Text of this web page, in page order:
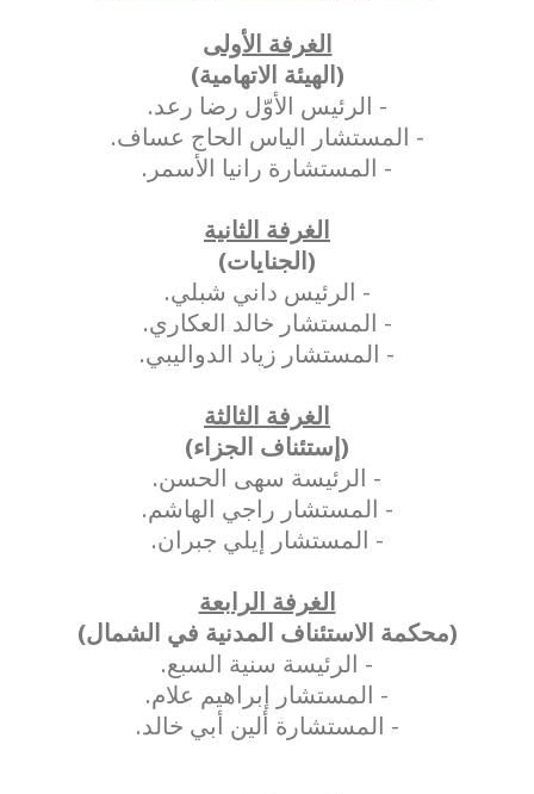
الغرفة الأولى
(الهيئة الاتهامية)
- الرئيس الأوّل رضا رعد.
- المستشار الياس الحاج عساف.
- المستشارة رانيا الأسمر.
الغرفة الثانية
(الجنايات)
- الرئيس داني شبلي.
- المستشار خالد العكاري.
- المستشار زياد الدواليبي.
الغرفة الثالثة
(إستئناف الجزاء)
- الرئيسة سهى الحسن.
- المستشار راجي الهاشم.
- المستشار إيلي جبران.
الغرفة الرابعة
(محكمة الاستئناف المدنية في الشمال)
- الرئيسة سنية السبع.
- المستشار إبراهيم علام.
- المستشارة ألين أبي خالد.